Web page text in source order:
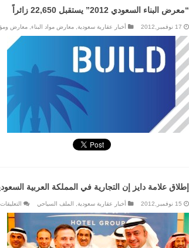
“معرض البناء السعودي 2012” يستقبل 22,650 زائراً
17 نوفمبر,2012 أخبار عقارية سعودية ,معارض مواد البناء ,معارض
إطلاق علامة دايز إن التجارية في المملكة العربية
15 نوفمبر,2012 أخبار عقارية سعودية الملف السياحي التعليقات